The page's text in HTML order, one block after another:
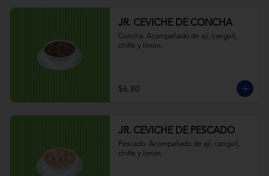
JR. CEVICHE DE CONCHA
Concha. Acompañado de ají, canguil,
chifle y limón.
$6.80
JR. CEVICHE DE PESCADO
Pescado. Acompañado de ají, canguil,
chifle y limón.